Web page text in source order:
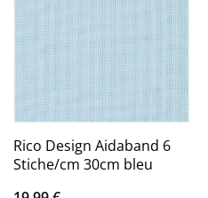
Rico Design Aidaband 6
Stiche/cm 30cm bleu